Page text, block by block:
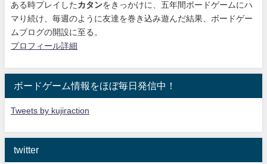
ある時プレイした カタンをきっかけに、 五年間ボードゲームにハ
マり続け 、毎週のように友達を巻き込み遊んだ結果、ボードゲー
ムブログの開設に至る。
プロフィール詳細
ボードゲーム情報をほぼ毎日発信中！
Tweets by kujiraction
twitter